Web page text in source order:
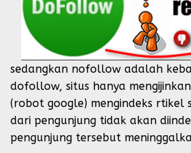
sedangkan nofollow adalah
dofollow, situs hanya
(robot google) mengindeks rtikel
dari pengunjung tidak akan
pengunjung tersebut